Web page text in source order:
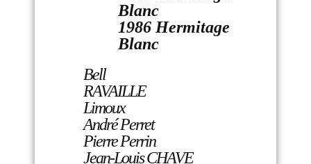
Blanc
1986 Hermitage
Blanc
Bell
RAVAILLE
Limoux
André Perret
Pierre Perrin
Jean-Louis CHAVE